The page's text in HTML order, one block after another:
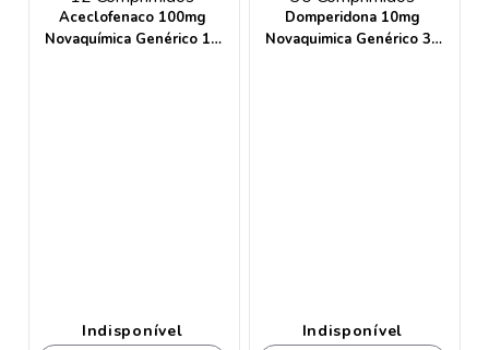
Aceclofenaco 100mg
Novaquímica Genérico 12
Indisponível
Domperidona 10mg
Novaquimica Genérico 30
Indisponível